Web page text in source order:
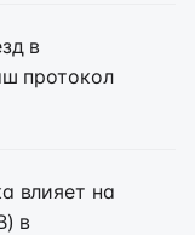
в
протокол
влияет на
в